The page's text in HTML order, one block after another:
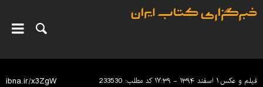
فیلم و عکس۱ اسفند ۱۳۹۴ - ۱۷:۳۹ کد مطلب: 233530